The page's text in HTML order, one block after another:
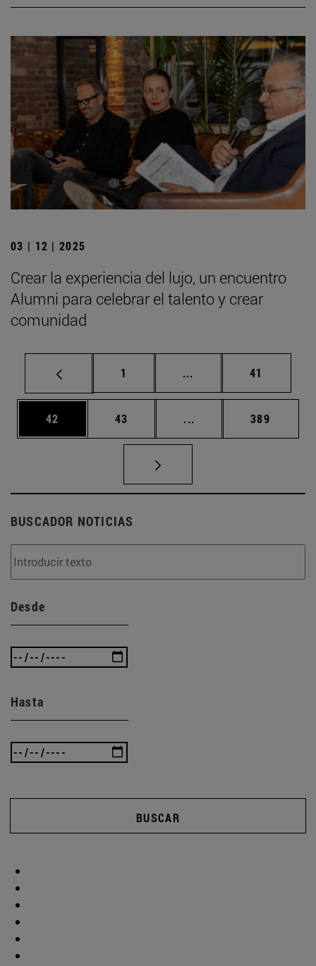
03 | 12 | 2025
Crear la experiencia del lujo, un encuentro
Alumni para celebrar el talento y crear
comunidad
Página
1 ... Páginas intermedias
Página
41
Página
42 Página
43 ... Páginas intermedias
Página
389
BUSCADOR NOTICIAS
Desde
Hasta
BUSCAR